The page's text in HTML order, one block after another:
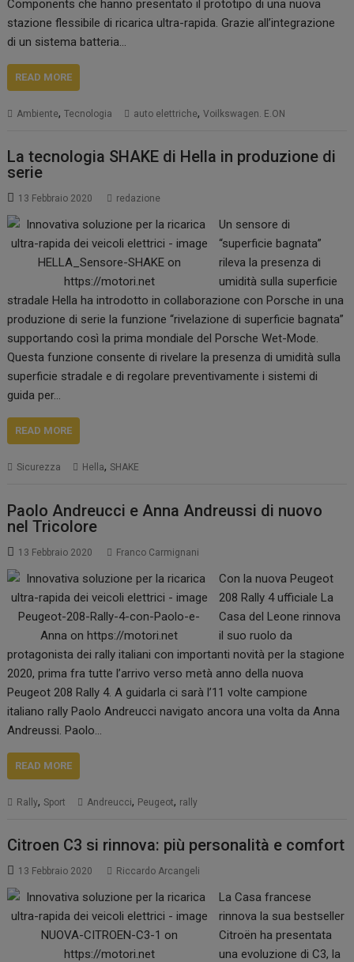
Components che hanno presentato il prototipo di una nuova
stazione flessibile di ricarica ultra-rapida. Grazie all’integrazione
di un sistema batteria…
READ MORE
Ambiente,Tecnologia auto elettriche,Voilkswagen. E.ON
La tecnologia SHAKE di Hella in produzione di
serie
13 Febbraio 2020 redazione
Un sensore di
“superficie bagnata”
rileva la presenza di
umidità sulla superficie
stradale Hella ha introdotto in collaborazione con Porsche in una
produzione di serie la funzione “rivelazione di superficie bagnata”
supportando così la prima mondiale del Porsche Wet-Mode.
Questa funzione consente di rivelare la presenza di umidità sulla
superficie stradale e di regolare preventivamente i sistemi di
guida per…
READ MORE
Sicurezza Hella,SHAKE
Paolo Andreucci e Anna Andreussi di nuovo
nel Tricolore
13 Febbraio 2020 Franco Carmignani
Con la nuova Peugeot
208 Rally 4 ufficiale La
Casa del Leone rinnova
il suo ruolo da
protagonista dei rally italiani con importanti novità per la stagione
2020, prima fra tutte l’arrivo verso metà anno della nuova
Peugeot 208 Rally 4. A guidarla ci sarà l’11 volte campione
italiano rally Paolo Andreucci navigato ancora una volta da Anna
Andreussi. Paolo…
READ MORE
Rally,Sport Andreucci, Peugeot, rally
Citroen C3 si rinnova: più personalità e comfort
13 Febbraio 2020 Riccardo Arcangeli
La Casa francese
rinnova la sua bestseller
Citroën ha presentata
una evoluzione di C3, la